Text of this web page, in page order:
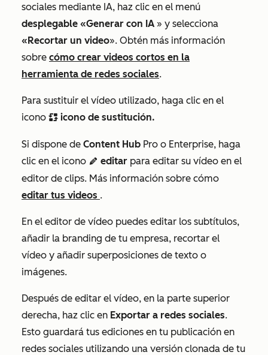
sociales mediante IA, haz clic en el menú
desplegable «Generar con IA » y selecciona
«Recortar un video». Obtén más información
sobre cómo crear videos cortos en la
herramienta de redes sociales.
Para sustituir el vídeo utilizado, haga clic en el
icono replace icono de sustitución.
Si dispone de Content Hub Pro o Enterprise, haga
clic en el icono editIcon editar para editar su vídeo en el
editor de clips. Más información sobre cómo
editar tus videos .
En el editor de vídeo puedes editar los subtítulos,
añadir la branding de tu empresa, recortar el
vídeo y añadir superposiciones de texto o
imágenes.
Después de editar el vídeo, en la parte superior
derecha, haz clic en Exportar a redes sociales.
Esto guardará tus ediciones en tu publicación en
redes sociales utilizando una versión clonada de tu